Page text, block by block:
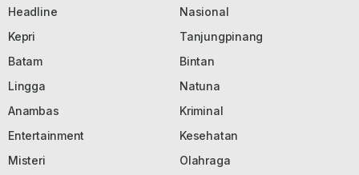
Headline
Nasional
Kepri
Tanjungpinang
Batam
Bintan
Lingga
Natuna
Anambas
Kriminal
Entertainment
Kesehatan
Misteri
Olahraga